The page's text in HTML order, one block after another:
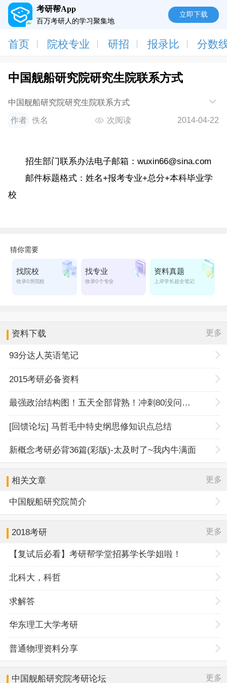
考研帮App
百万考研人的学习聚集地
立即下载
首页 院校专业 研招 报录比 分数
中国舰船研究院研究生院联系方式
中国舰船研究院研究生院联系方式
作者 佚名 次阅读 2014-04-22
招生部门联系办法电子邮箱：wuxin66@sina.com
邮件标题格式：姓名+报考专业+总分+本科毕业学
校
资料下载 更多
93分达人英语笔记
2015考研必备资料
最强政治结构图！五天全部背熟！冲刺80没问题！
[回馈论坛] 马哲毛中特史纲思修知识点总结
新概念考研必背36篇(彩版)-太及时了~我内牛满面
相关文章 更多
中国舰船研究院简介
2018考研 更多
【复试后必看】考研帮学堂招募学长学姐啦！
北科大，科哲
求解答
华东理工大学考研
普通物理资料分享
中国舰船研究院考研论坛 更多